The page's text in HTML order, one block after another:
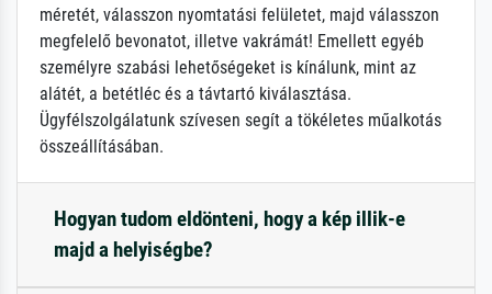
méretét, válasszon nyomtatási felületet, majd válasszon
megfelelő bevonatot, illetve vakrámát! Emellett egyéb
személyre szabási lehetőségeket is kínálunk, mint az
alátét, a betétléc és a távtartó kiválasztása.
Ügyfélszolgálatunk szívesen segít a tökéletes műalkotás
összeállításában.
Hogyan tudom eldönteni, hogy a kép illik-e
majd a helyiségbe?